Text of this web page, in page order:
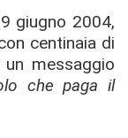
giugno 2004,
centinaia di
messaggio
che paga il